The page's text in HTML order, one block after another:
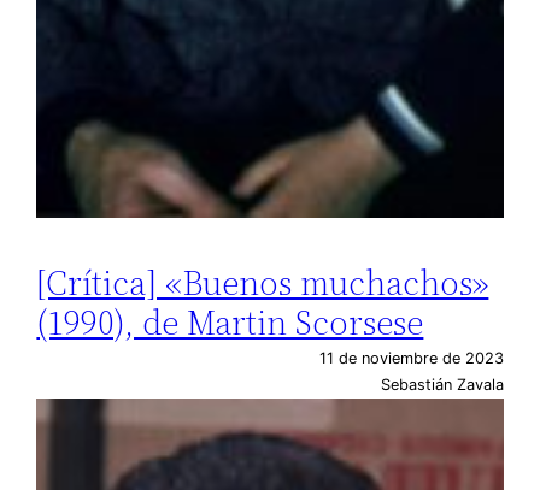
[Crítica] «Buenos muchachos»
(1990), de Martin Scorsese
11 de noviembre de 2023
Sebastián Zavala